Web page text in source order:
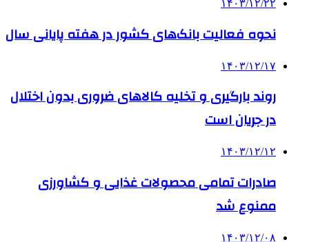
۱۴۰۳/۱۲/۲۲
نحوه فعالیت بانک‌های کشور در هفته پایانی سال
۱۴۰۳/۱۲/۱۷
روند بارگیری و تخلیه کالاهای ضروری بدون اختلال
در جریان است
۱۴۰۳/۱۲/۱۲
صادرات تمامی محصولات غذایی و کشاورزی
ممنوع شد
۱۴۰۳/۱۲/۰۸